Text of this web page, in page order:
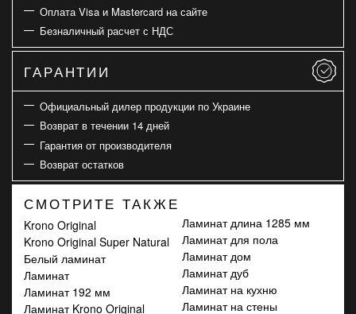
Оплата Visa и Mastercard на сайте
Безналичный расчет с НДС
ГАРАНТИИ
Официальный дилер продукции по Украине
Возврат в течении 14 дней
Гарантия от производителя
Возврат остатков
СМОТРИТЕ ТАКЖЕ
Krono Original
Krono Original Super Natural
Белый ламинат
Ламинат
Ламинат 192 мм
Ламинат Krono Original
Ламинат длина 1285 мм
Ламинат для пола
Ламинат дом
Ламинат дуб
Ламинат на кухню
Ламинат на стены